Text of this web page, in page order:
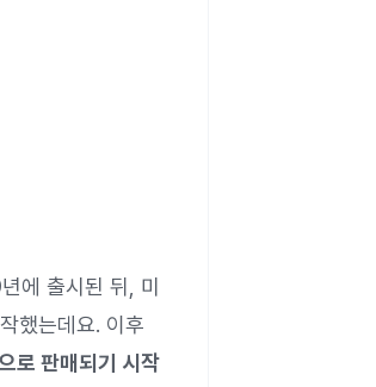
에 출시된 뒤, 미
했는데요. 이후
로 판매되기 시작